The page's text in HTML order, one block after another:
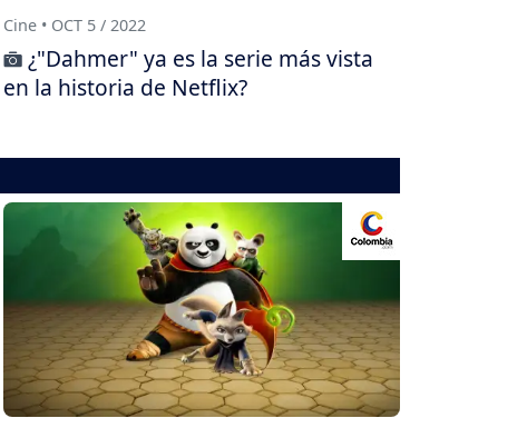
Cine • OCT 5 / 2022
¿"Dahmer" ya es la serie más vista
en la historia de Netflix?